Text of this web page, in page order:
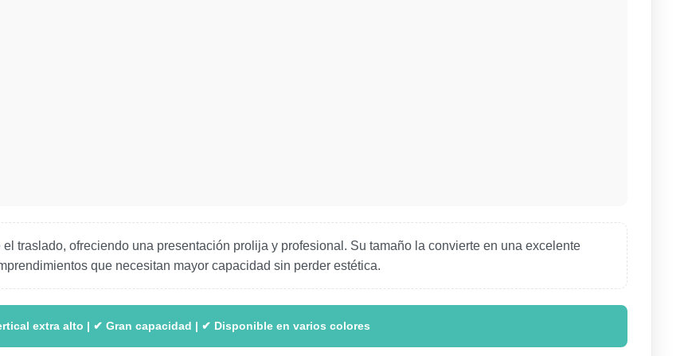
traslado, ofreciendo una presentación prolija y profesional. Su tamaño la convierte en una excelente
que necesitan mayor capacidad sin perder estética.
extra alto | ✔ Gran capacidad | ✔ Disponible en varios colores